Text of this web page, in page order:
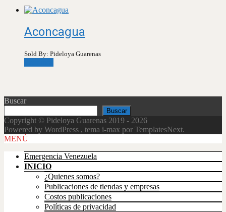
Aconcagua
Sold By: Pideloya Guarenas
Buscar
Buscar
Copyright © Pideloya Guarenas 2019 - 2026
Powered by WordPress , tema i-max por TemplatesNext.
Scroll
MENÚ
Emergencia Venezuela
INICIO
¿Quienes somos?
Publicaciones de tiendas y empresas
Costos publicaciones
Políticas de privacidad